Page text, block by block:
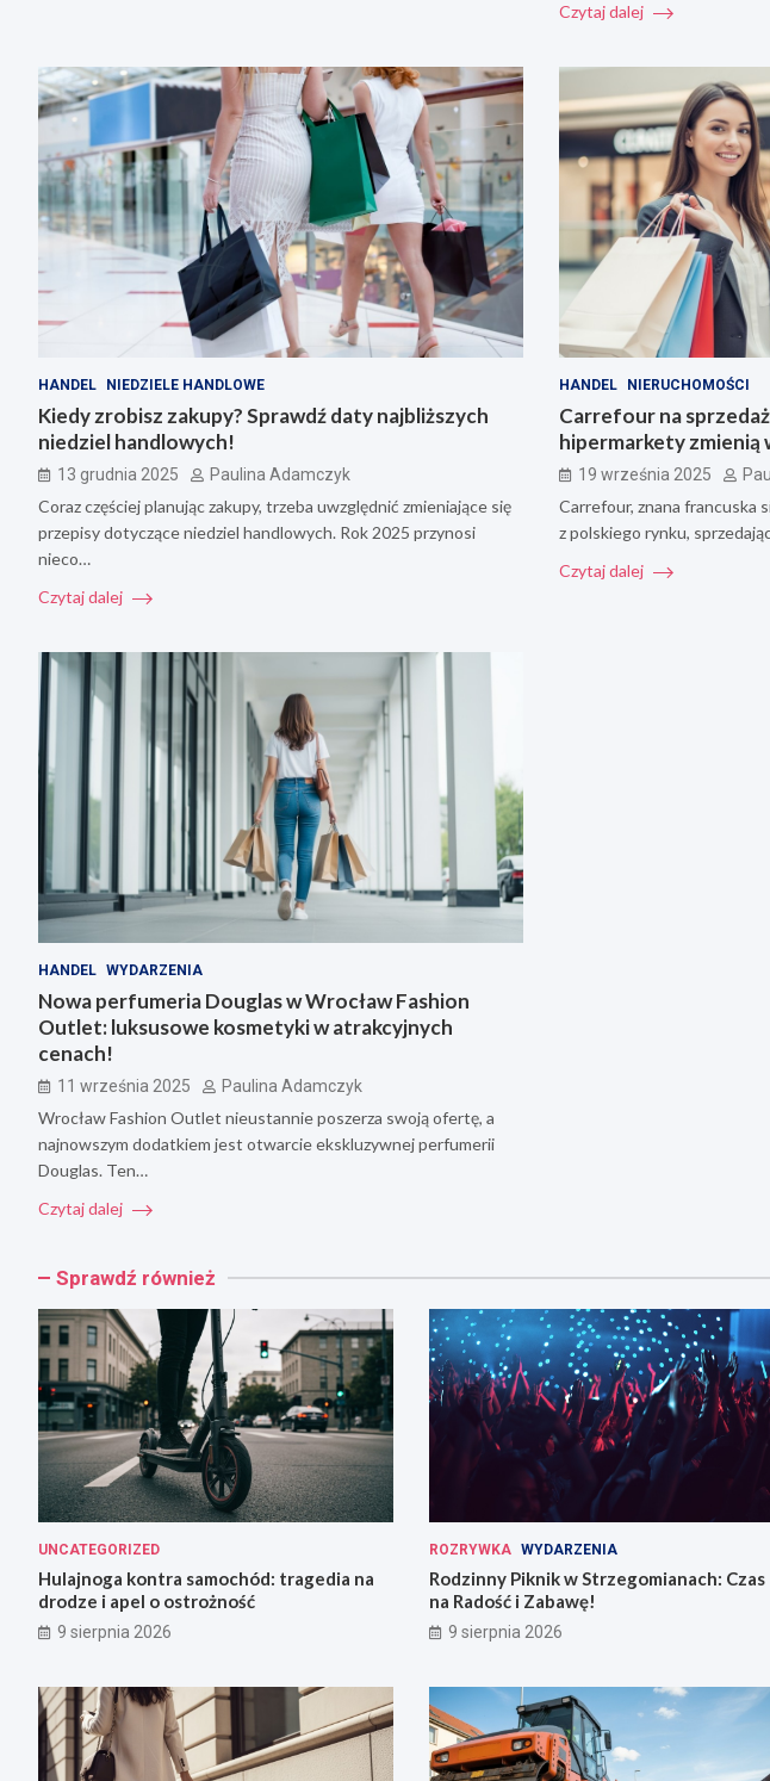
Czytaj dalej
HANDEL NIEDZIELE HANDLOWE
Kiedy zrobisz zakupy? Sprawdź daty najbliższych
niedziel handlowych!
13 grudnia 2025 Paulina Adamczyk
Coraz częściej planując zakupy, trzeba uwzględnić zmieniające się
przepisy dotyczące niedziel handlowych. Rok 2025 przynosi
nieco…
Czytaj dalej
HANDEL NIERUCHOMOŚCI
Carrefour na
hipermarkety zmienią
19 września 2025
Carrefour, znana francuska
z polskiego rynku,
Czytaj dalej
HANDEL WYDARZENIA
Nowa perfumeria Douglas w Wrocław Fashion
Outlet: luksusowe kosmetyki w atrakcyjnych
cenach!
11 września 2025 Paulina Adamczyk
Wrocław Fashion Outlet nieustannie poszerza swoją ofertę, a
najnowszym dodatkiem jest otwarcie ekskluzywnej perfumerii
Douglas. Ten…
Czytaj dalej
Sprawdź również
UNCATEGORIZED
Hulajnoga kontra samochód: tragedia na
drodze i apel o ostrożność
9 sierpnia 2026
ROZRYWKA WYDARZENIA
Rodzinny Piknik w Strzegomianach: Czas
na Radość i Zabawę!
9 sierpnia 2026